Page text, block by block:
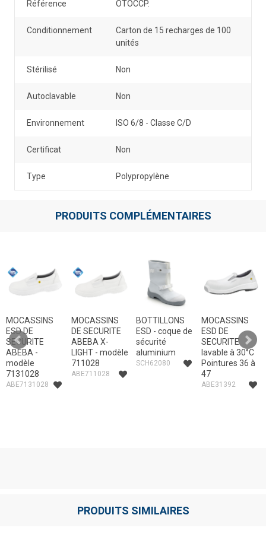
Référence OTOCCP.
Conditionnement
Carton de 15 recharges de 100
unités
Stérilisé Non
Autoclavable Non
Environnement ISO 6/8 - Classe C/D
Certificat Non
Type Polypropylène
PRODUITS COMPLÉMENTAIRES
MOCASSINS
ESD DE
SECURITE
ABEBA -
modèle
7131028
ABE7131028
MOCASSINS
DE SECURITE
ABEBA X-
LIGHT - modèle
711028
ABE711028
BOTTILLONS
ESD - coque de
sécurité
aluminium
SCH62080
MOCASSINS
ESD DE
SECURITE
lavable à 30°C
Pointures 36 à
47
ABE31392
PRODUITS SIMILAIRES